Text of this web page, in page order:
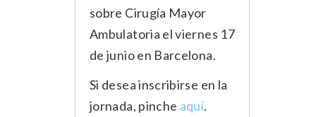
sobre Cirugía Mayor
Ambulatoria el viernes 17
de junio en Barcelona.
Si desea inscribirse en la
jornada, pinche aquí.